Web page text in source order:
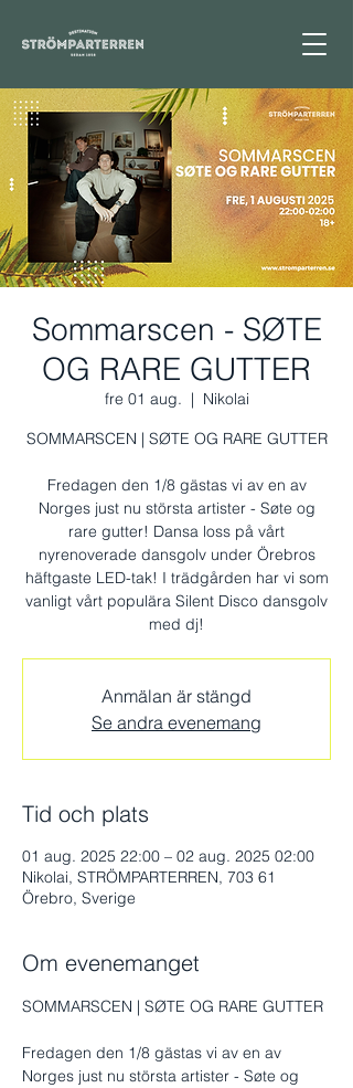
Sommarscen - SØTE
OG RARE GUTTER
fre 01 aug.
  |
Nikolai
SOMMARSCEN | SØTE OG RARE GUTTER
Fredagen den 1/8 gästas vi av en av
Norges just nu största artister - Søte og
rare gutter! Dansa loss på vårt
nyrenoverade dansgolv under Örebros
häftgaste LED-tak! I trädgården har vi som
vanligt vårt populära Silent Disco dansgolv
med dj!
Anmälan är stängd
Se andra evenemang
Tid och plats
01 aug. 2025 22:00 – 02 aug. 2025 02:00
Nikolai, STRÖMPARTERREN, 703 61
Örebro, Sverige
Om evenemanget
SOMMARSCEN | SØTE OG RARE GUTTER
Fredagen den 1/8 gästas vi av en av
Norges just nu största artister - Søte og